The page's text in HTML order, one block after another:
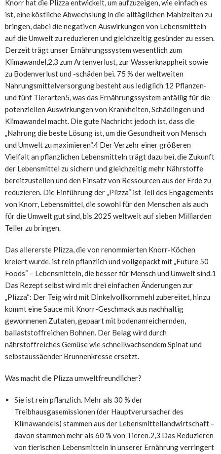
Knorr hat die Plizza entwickelt, um aufzuzeigen, wie einfach es
ist, eine köstliche Abwechslung in die alltäglichen Mahlzeiten zu
bringen, dabei die negativen Auswirkungen von Lebensmitteln
auf die Umwelt zu reduzieren und gleichzeitig gesünder zu essen.
Derzeit trägt unser Ernährungssystem wesentlich zum
Klimawandel,2,3 zum Artenverlust, zur Wasserknappheit sowie
zu Bodenverlust und -schäden bei. 75 % der weltweiten
Nahrungsmittelversorgung besteht aus lediglich 12 Pflanzen-
und fünf Tierarten5, was das Ernährungssystem anfällig für die
potenziellen Auswirkungen von Krankheiten, Schädlingen und
Klimawandel macht. Die gute Nachricht jedoch ist, dass die
„Nahrung die beste Lösung ist, um die Gesundheit von Mensch
und Umwelt zu maximieren“.4 Der Verzehr einer größeren
Vielfalt an pflanzlichen Lebensmitteln trägt dazu bei, die Zukunft
der Lebensmittel zu sichern und gleichzeitig mehr Nährstoffe
bereitzustellen und den Einsatz von Ressourcen aus der Erde zu
reduzieren. Die Einführung der „Plizza“ ist Teil des Engagements
von Knorr, Lebensmittel, die sowohl für den Menschen als auch
für die Umwelt gut sind, bis 2025 weltweit auf sieben Milliarden
Teller zu bringen.
Das allererste Plizza, die von renommierten Knorr-Köchen
kreiert wurde, ist rein pflanzlich und vollgepackt mit „Future 50
Foods“ – Lebensmitteln, die besser für Mensch und Umwelt sind.1
Das Rezept selbst wird mit drei einfachen Änderungen zur
„Plizza“: Der Teig wird mit Dinkelvollkornmehl zubereitet, hinzu
kommt eine Sauce mit Knorr-Geschmack aus nachhaltig
gewonnenen Zutaten, gepaart mit bodenanreichernden,
ballaststoffreichen Bohnen. Der Belag wird durch
nährstoffreiches Gemüse wie schnellwachsendem Spinat und
selbstaussäender Brunnenkresse ersetzt.
Was macht die Plizza umweltfreundlicher?
Sie ist rein pflanzlich. Mehr als 30 % der
Treibhausgasemissionen (der Hauptverursacher des
Klimawandels) stammen aus der Lebensmittellandwirtschaft –
davon stammen mehr als 60 % von Tieren.2,3 Das Reduzieren
von tierischen Lebensmitteln in unserer Ernährung verringert